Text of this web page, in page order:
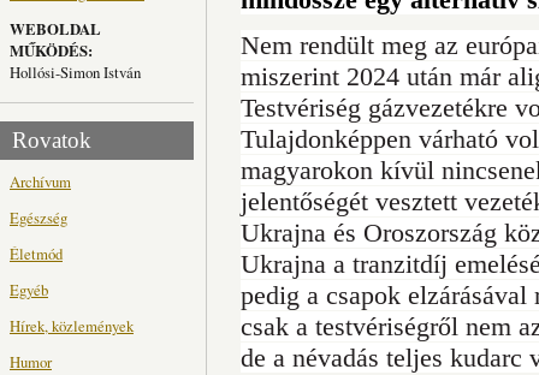
WEBOLDAL
MŰKÖDÉS:
Hollósi-Simon István
Rovatok
Archívum
Egészség
Életmód
Egyéb
Hírek, közlemények
Humor
Nem rendült meg az
miszerint 2024 után már
Testvériség gázvezetékre
Tulajdonképpen várható
magyarokon kívül
jelentőségét vesztett
Ukrajna és Oroszország
Ukrajna a tranzitdíj
pedig a csapok
csak a testvériségről nem
de a névadás teljes kudarc